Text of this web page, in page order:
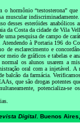
hormônio “testosterona”
muscular
desses esteróides
da Costa da cidade de Vila
uma pesquisa de campo de
à Portaria 196 do
esclarecimento e
meio de gráficos e tabelas e
os alunos usarem a
oral com a injetável.
da farmácia.
que são drogas potentes
potencializa-se
Digital . Buenos